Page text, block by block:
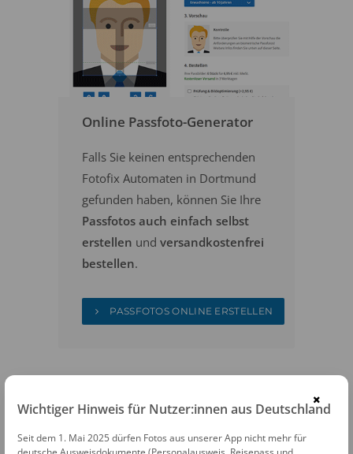
Online Passfoto-Generator
Falls Sie keinen entsprechenden
Fotofix Automaten in Dortmund
gefunden haben, können Sie Ihre
Passfotos auch einfach selbst
erstellen und versandkostenfrei
bestellen.
PASSFOTOS ONLINE ERSTELLEN
×
Wichtiger Hinweis für Nutzer:innen aus Deutschland
Seit dem 1. Mai 2025 dürfen Fotos aus unserer App nicht mehr für